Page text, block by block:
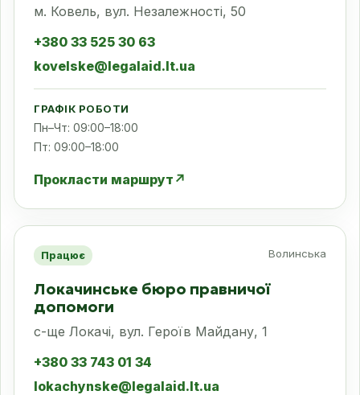
м. Ковель, вул. Незалежності, 50
+380 33 525 30 63
kovelske@legalaid.lt.ua
ГРАФІК РОБОТИ
Пн–Чт: 09:00–18:00
Пт: 09:00–18:00
Прокласти маршрут ↗
Працює Волинська
Локачинське бюро правничої
допомоги
с-ще Локачі, вул. Героїв Майдану, 1
+380 33 743 01 34
lokachynske@legalaid.lt.ua